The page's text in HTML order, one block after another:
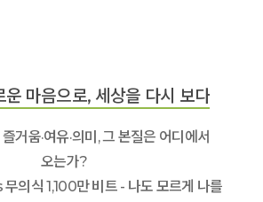
운 마음으로, 세상을 다시 보다
거움·여유·의미, 그 본질은 어디에서
오는가?
의식 1,100만 비트 - 나도 모르게 나를